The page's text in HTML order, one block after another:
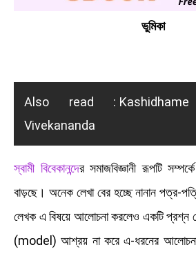
ভুমিকা
Also read :
Vivekananda
স্বামী বিবেকানন্দের সমাজবিজ্ঞানী রূপটি
বাড়ছে। অনেক লেখা বের হচ্ছে নানান পত্র-
লেখক এ বিষয়ে আলোচনা করলেও একটি প্রশ্ন
(model) আশ্রয় না করে এ-ধরনের আলোচনা